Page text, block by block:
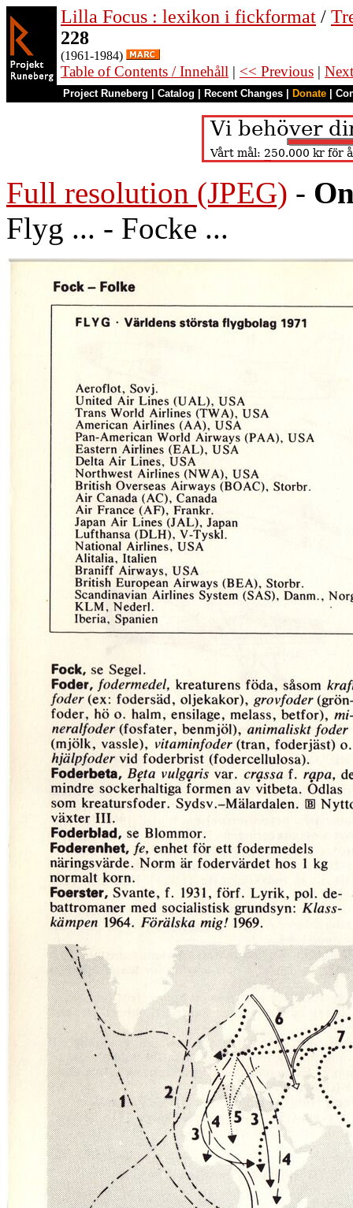
Lilla Focus : lexikon i fickformat /
228
(1961-1984)
Table of Contents / Innehåll | << Previous |
Project Runeberg Catalog Recent Changes Donate
Full resolution (JPEG) -
Flyg ... - Focke ...